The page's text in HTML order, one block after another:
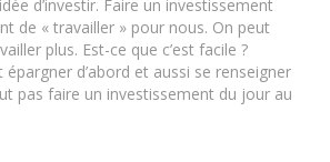
d’investir. Faire un investissement
de « travailler » pour nous. On peut
plus. Est-ce que c’est facile ?
d’abord et aussi se renseigner
pas faire un investissement du jour au